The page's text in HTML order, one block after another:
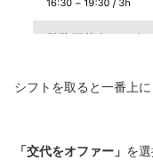
シフトを取ると一番上
「交代をオファー」 を